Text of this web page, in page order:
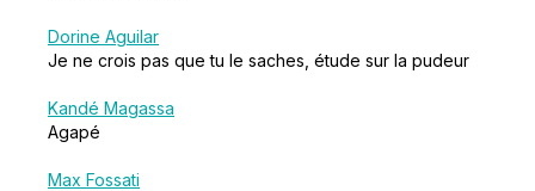
Dorine Aguilar
Je ne crois pas que tu le saches, étude sur la pudeur
Kandé Magassa
Agapé
Max Fossati